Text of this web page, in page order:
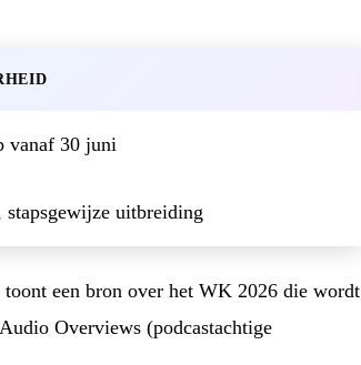
vanaf 30 juni
stapsgewijze uitbreiding
een bron over het WK 2026 die wordt
Overviews (podcastachtige